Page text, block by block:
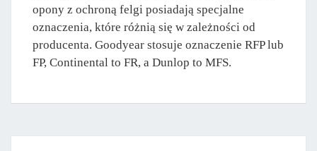
opony z ochroną felgi posiadają specjalne
oznaczenia, które różnią się w zależności od
producenta. Goodyear stosuje oznaczenie RFP lub
FP, Continental to FR, a Dunlop to MFS.